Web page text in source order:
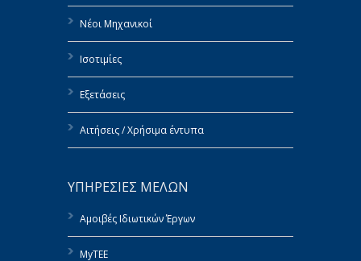
Νέοι Μηχανικοί
Ισοτιμίες
Εξετάσεις
Αιτήσεις / Χρήσιμα έντυπα
ΥΠΗΡΕΣΙΕΣ ΜΕΛΩΝ
Αμοιβές Ιδιωτικών Έργων
MyTEE